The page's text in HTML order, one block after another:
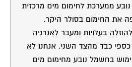
ממערכת לחימום מים מרכזית
את החימום בסולר היקר.
בעלויות ומעבר לאנרגיה
כספי כבד מהצד השני. אנחנו לא
בחשמל נובע מחימום מים